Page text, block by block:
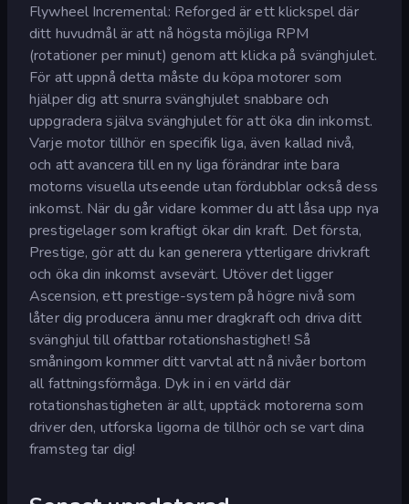
Flywheel Incremental: Reforged är ett klickspel där
ditt huvudmål är att nå högsta möjliga RPM
(rotationer per minut) genom att klicka på svänghjulet.
För att uppnå detta måste du köpa motorer som
hjälper dig att snurra svänghjulet snabbare och
uppgradera själva svänghjulet för att öka din inkomst.
Varje motor tillhör en specifik liga, även kallad nivå,
och att avancera till en ny liga förändrar inte bara
motorns visuella utseende utan fördubblar också dess
inkomst. När du går vidare kommer du att låsa upp nya
prestigelager som kraftigt ökar din kraft. Det första,
Prestige, gör att du kan generera ytterligare drivkraft
och öka din inkomst avsevärt. Utöver det ligger
Ascension, ett prestige-system på högre nivå som
låter dig producera ännu mer dragkraft och driva ditt
svänghjul till ofattbar rotationshastighet! Så
småningom kommer ditt varvtal att nå nivåer bortom
all fattningsförmåga. Dyk in i en värld där
rotationshastigheten är allt, upptäck motorerna som
driver den, utforska ligorna de tillhör och se vart dina
framsteg tar dig!